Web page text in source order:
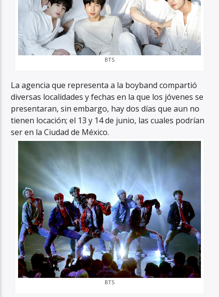
BTS
La agencia que representa a la boyband compartió
diversas localidades y fechas en la que los jóvenes se
presentaran, sin embargo, hay dos días que aun no
tienen locación; el 13 y 14 de junio, las cuales podrían
ser en la Ciudad de México.
BTS